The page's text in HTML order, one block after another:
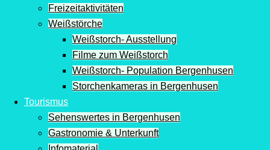
Freizeitaktivitäten
Weißstörche
Weißstorch- Ausstellung
Filme zum Weißstorch
Weißstorch- Population Bergenhusen
Storchenkameras in Bergenhusen
Tourismus
Sehenswertes in Bergenhusen
Gastronomie & Unterkunft